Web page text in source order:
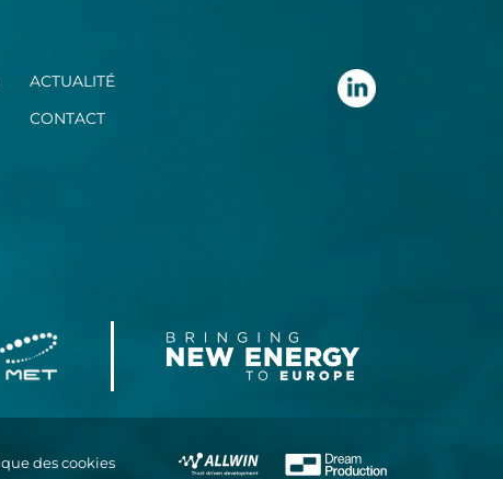
ACTUALITÉ
CONTACT
des cookies